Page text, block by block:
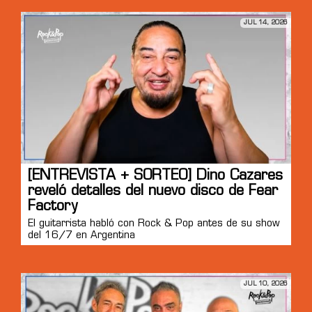
JUL 14, 2026
[ENTREVISTA + SORTEO] Dino Cazares
reveló detalles del nuevo disco de Fear
Factory
El guitarrista habló con Rock & Pop antes de su show
del 16/7 en Argentina
JUL 10, 2026